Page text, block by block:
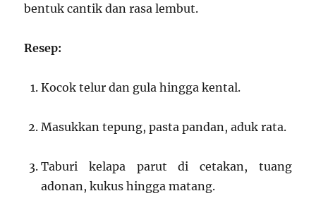
bentuk cantik dan rasa lembut.
Resep:
Kocok telur dan gula hingga kental.
Masukkan tepung, pasta pandan, aduk rata.
Taburi kelapa parut di cetakan, tuang
adonan, kukus hingga matang.